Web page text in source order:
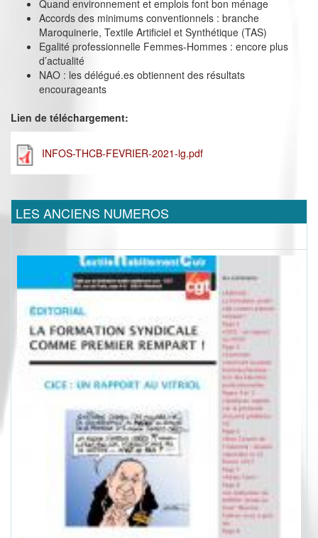
Quand environnement et emplois font bon ménage
Accords des minimums conventionnels : branche
Maroquinerie, Textile Artificiel et Synthétique (TAS)
Egalité professionnelle Femmes-Hommes : encore plus
d’actualité
NAO : les délégué.es obtiennent des résultats
encourageants
Lien de téléchargement:
INFOS-THCB-FEVRIER-2021-lg.pdf
LES ANCIENS NUMEROS